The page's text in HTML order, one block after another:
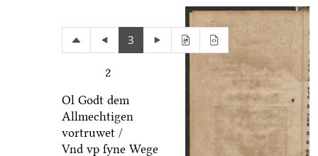
3
2
Ol Godt dem
Allmechtigen
vortruwet /
Vnd vp ſyne Wege